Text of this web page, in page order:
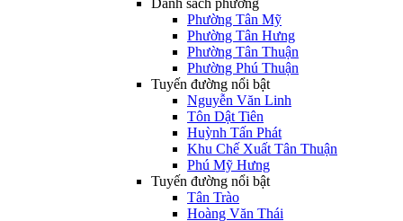
Danh sách phường
Phường Tân Mỹ
Phường Tân Hưng
Phường Tân Thuận
Phường Phú Thuận
Tuyến đường nổi bật
Nguyễn Văn Linh
Tôn Dật Tiên
Huỳnh Tấn Phát
Khu Chế Xuất Tân Thuận
Phú Mỹ Hưng
Tuyến đường nổi bật
Tân Trào
Hoàng Văn Thái